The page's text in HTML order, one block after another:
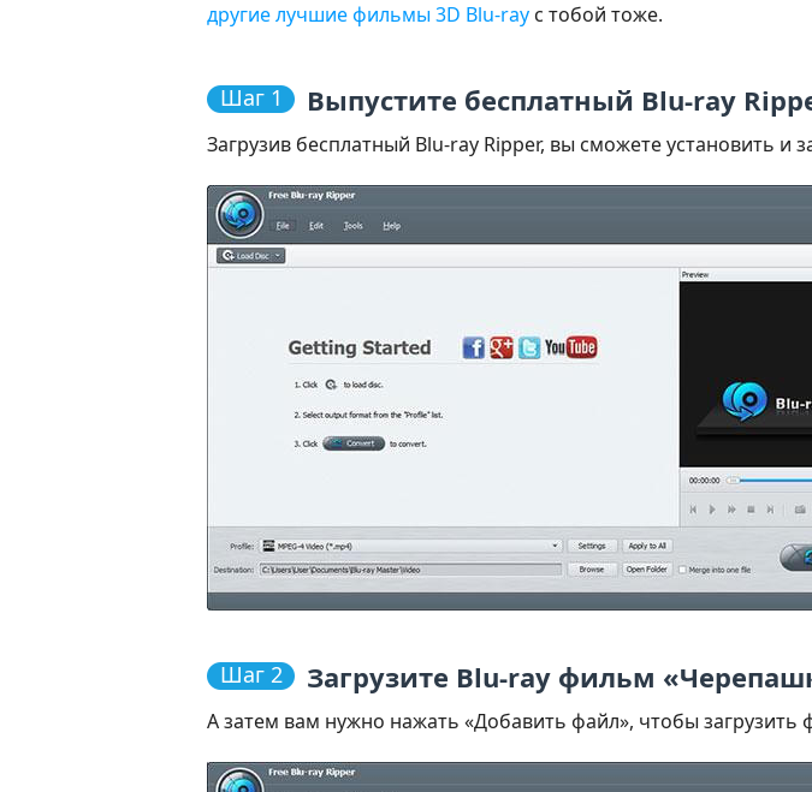
другие лучшие фильмы 3D Blu-ray с тобой тоже.
Шаг 1 Выпустите бесплатный Blu-ray
Загрузив бесплатный Blu-ray Ripper, вы сможете установить и
Шаг 2 Загрузите Blu-ray фильм
А затем вам нужно нажать «Добавить файл», чтобы